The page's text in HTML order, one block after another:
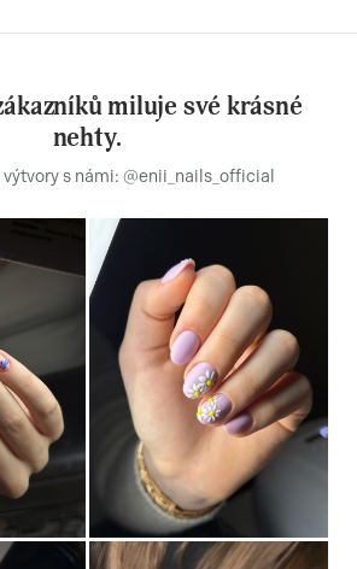
miluje své krásné
nehty.
s námi: @enii_nails_official